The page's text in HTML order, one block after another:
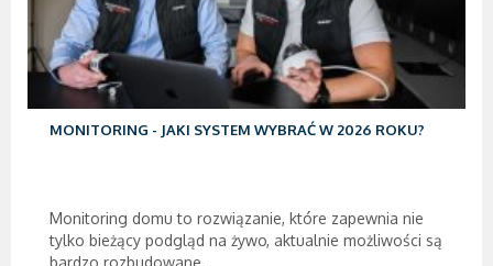
MONITORING - JAKI SYSTEM WYBRAĆ W 2026 ROKU?
Monitoring domu to rozwiązanie, które zapewnia nie
tylko bieżący podgląd na żywo, aktualnie możliwości są